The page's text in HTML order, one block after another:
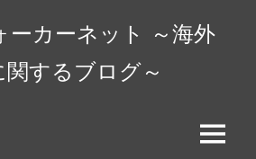
ーカーネット ～海外
するブログ～
メ